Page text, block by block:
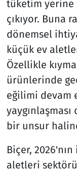
tüketim yerine
çıkıyor. Buna
dönemsel
küçük ev
Özellikle
ürünlerinde
eğilimi devam
bir unsur
Biçer,
aletleri